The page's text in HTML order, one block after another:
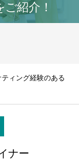
紹介！
ティング経験のある
ナー